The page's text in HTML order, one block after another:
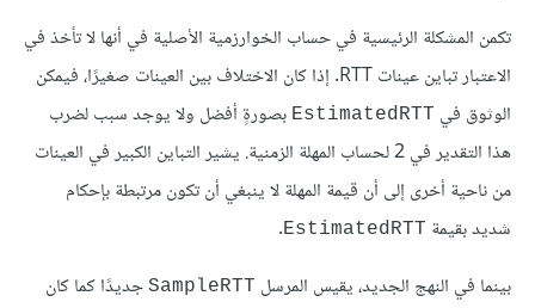
تكمن المشكلة الرئيسية في حساب الخوارزمية الأصلية في أنها لا تأخذ في
الاعتبار تباين عينات RTT. إذا كان الاختلاف بين العينات صغيرًا، فيمكن
الوثوق في EstimatedRTT بصورةٍ أفضل ولا يوجد سبب لضرب
هذا التقدير في 2 لحساب المهلة الزمنية. يشير التباين الكبير في العينات
من ناحية أخرى إلى أن قيمة المهلة لا ينبغي أن تكون مرتبطة بإحكام
شديد بقيمة EstimatedRTT
.
بينما في النهج الجديد، يقيس المرسل SampleRTT جديدًا كما كان